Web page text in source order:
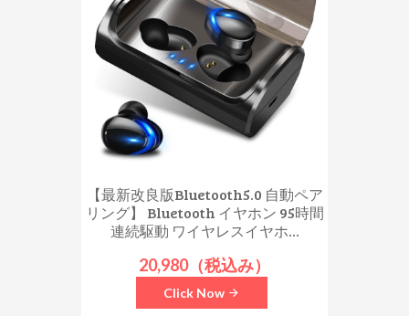
【最新改良版Bluetooth5.0 自動ペア
リング】 Bluetooth イヤホン 95時間
連続駆動 ワイヤレスイヤホ...
20,980（税込み）
Click Now